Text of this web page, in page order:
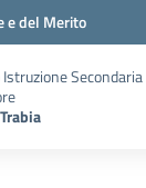
e del Merito
Secondaria